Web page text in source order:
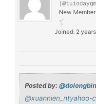
New Member
Joined: 2
Posted by:
@xuannien_ntyahoo-